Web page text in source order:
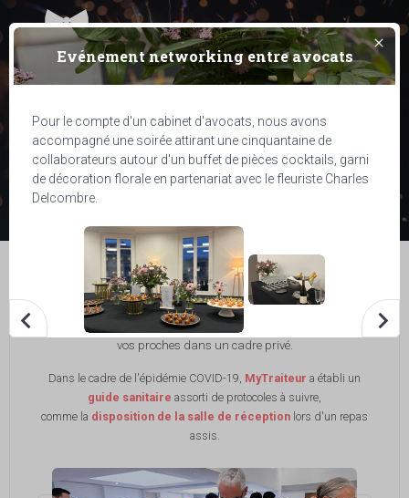
01 76 54 05 29 Menu
évènementiel
MyTraiteur vous accompagne à travers plusieurs prestations
culinaires : viennoiseries, petits-fours salés et sucrés,
animations culinaires, sushis et buffets froids.
Vous pourrez ainsi répondre à tous vos objectifs : susciter
l'engagement de vos salariés, clients, partenaires et satisfaire
vos proches dans un cadre privé.
Dans le cadre de l'épidémie COVID-19, MyTraiteur a établi un
guide sanitaire assorti de protocoles à suivre,
comme la disposition de la salle de réception lors d'un repas
assis.
clear
Evénement networking entre avocats
Pour le compte d'un cabinet d'avocats, nous avons
accompagné une soirée attirant une cinquantaine de
collaborateurs autour d'un buffet de pièces cocktails, garni
de décoration florale en partenariat avec le fleuriste Charles
Delcombre.
keyboard_arrow_left keyboard_arrow_right